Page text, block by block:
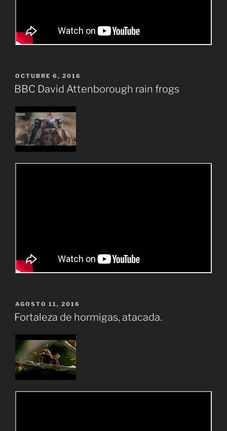
PUBLICADO
EL
OCTUBRE 6, 2016
BBC David Attenborough rain frogs
PUBLICADO
EL
AGOSTO 11, 2016
Fortaleza de hormigas, atacada.